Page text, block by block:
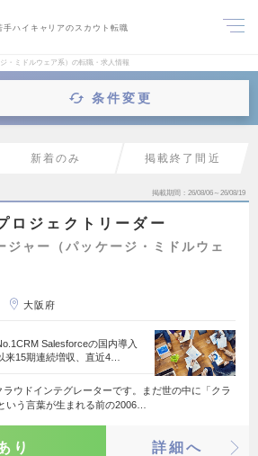
手ハイキャリアのスカウト転職
・ミドルウェア系）の転職・求人情報
条件変更
新着のみ 掲載終了間近
掲載期間 26/08/06～26/08/19
ロジェクトリーダー
ジャー（パッケージ・ミドルウェ
大阪府
Salesforceの国内導入
来15期連続増収、直近4…
ラウドインテグレーターです。まだ世の中に「クラ
いう言葉が生まれる前の2006…
り 詳細へ